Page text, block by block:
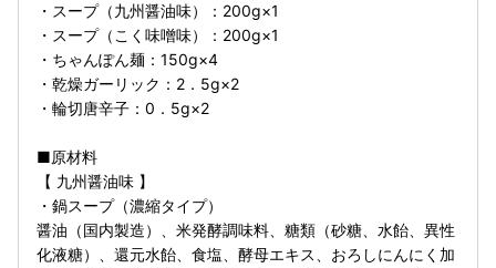
・スープ（九州醤油味）：200g×1
・スープ（こく味噌味）：200g×1
・ちゃんぽん麺：150g×4
・乾燥ガーリック：2．5g×2
・輪切唐辛子：0．5g×2
■原材料
【 九州醤油味 】
・鍋スープ（濃縮タイプ）
醤油（国内製造）、米発酵調味料、糖類（砂糖、水飴、異性
化液糖）、還元水飴、食塩、酵母エキス、おろしにんにく加